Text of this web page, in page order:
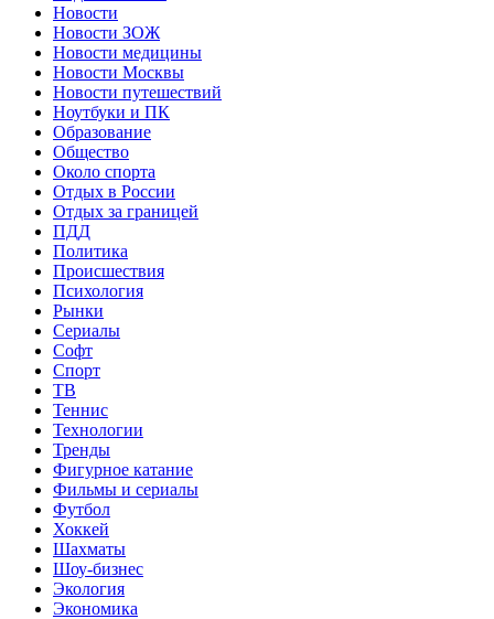
Новости
Новости ЗОЖ
Новости медицины
Новости Москвы
Новости путешествий
Ноутбуки и ПК
Образование
Общество
Около спорта
Отдых в России
Отдых за границей
ПДД
Политика
Происшествия
Психология
Рынки
Сериалы
Софт
Спорт
ТВ
Теннис
Технологии
Тренды
Фигурное катание
Фильмы и сериалы
Футбол
Хоккей
Шахматы
Шоу-бизнес
Экология
Экономика